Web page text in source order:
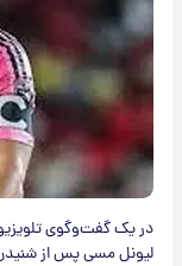
در یک گفت‌وگوی